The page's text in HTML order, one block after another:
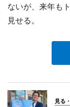
ないが、来年も
見せる。
見る